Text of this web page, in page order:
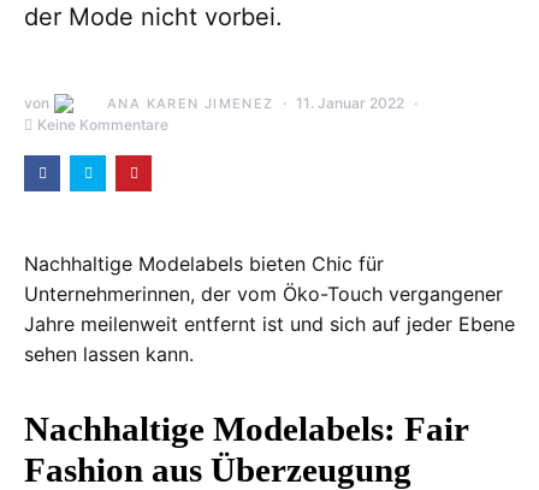
der Mode nicht vorbei.
von ANA KAREN JIMENEZ
11. Januar 2022
Keine Kommentare
Nachhaltige Modelabels bieten Chic für
Unternehmerinnen, der vom Öko-Touch vergangener
Jahre meilenweit entfernt ist und sich auf jeder Ebene
sehen lassen kann.
Nachhaltige Modelabels: Fair
Fashion aus Überzeugung